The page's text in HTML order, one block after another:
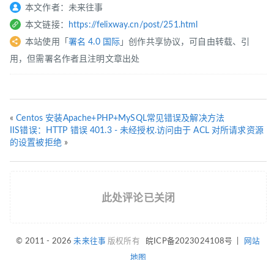
本文作者：未来往事
本文链接：
https://felixway.cn/post/251.html
本站使用「 署名 4.0 国际 」创作共享协议，可自由转载、引
用，但需署名作者且注明文章出处
«Centos 安装Apache+PHP+MySQL常见错误及解决方法
IIS错误：HTTP 错误 401.3 - 未经授权.访问由于 ACL 对所请求资源
的设置被拒绝»
此处评论已关闭
© 2011 - 2026未来往事 版权所有 皖ICP备2023024108号 网站
地图